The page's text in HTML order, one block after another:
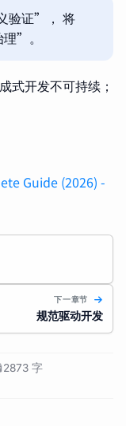
验证”， 将
”。
式开发不可持续；
Guide (2026) -
下一章节
规范驱动开发
2873 字